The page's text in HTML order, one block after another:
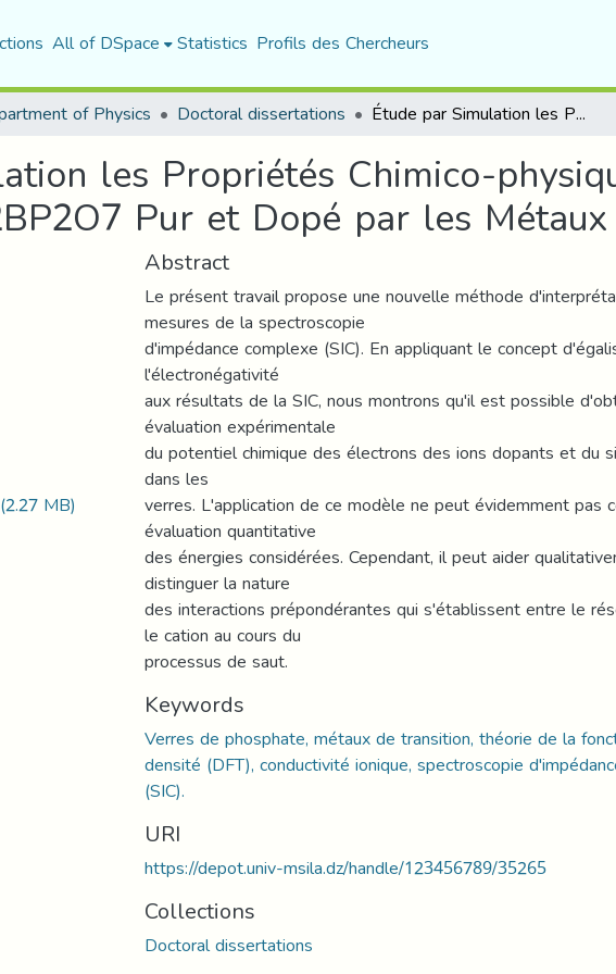
All of DSpace Statistics Profils des Chercheurs
of Physics Doctoral dissertations Étude par Simulation les Propriétés Chimico-physiques du Diphosphate A2BP2O7 Pur et Dopé par les Métaux de Transition
les Propriétés Chimico-
Pur et Dopé par les
(2.27 MB)
Abstract
Le présent travail propose une nouvelle méthode
mesures de la spectroscopie
d'impédance complexe (SIC). En appliquant le concept
l'électronégativité
aux résultats de la SIC, nous montrons qu'il est possible
évaluation expérimentale
du potentiel chimique des électrons des ions dopants et du
dans les
verres. L'application de ce modèle ne peut évidemment pas
évaluation quantitative
des énergies considérées. Cependant, il peut aider
distinguer la nature
des interactions prépondérantes qui s'établissent entre le
le cation au cours du
processus de saut.
Keywords
Verres de phosphate, métaux de transition, théorie de la
densité (DFT), conductivité ionique, spectroscopie
(SIC).
URI
https://depot.univ-msila.dz/handle/123456789/35265
Collections
Doctoral dissertations